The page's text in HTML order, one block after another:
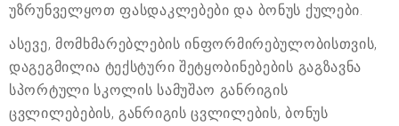
უზრუნველყოთ ფასდაკლებები და ბონუს ქულები.
ასევე, მომხმარებლების ინფორმირებულობისთვის,
დაგეგმილია ტექსტური შეტყობინებების გაგზავნა
სპორტული სკოლის სამუშაო განრიგის
ცვლილებების, განრიგის ცვლილების, ბონუს